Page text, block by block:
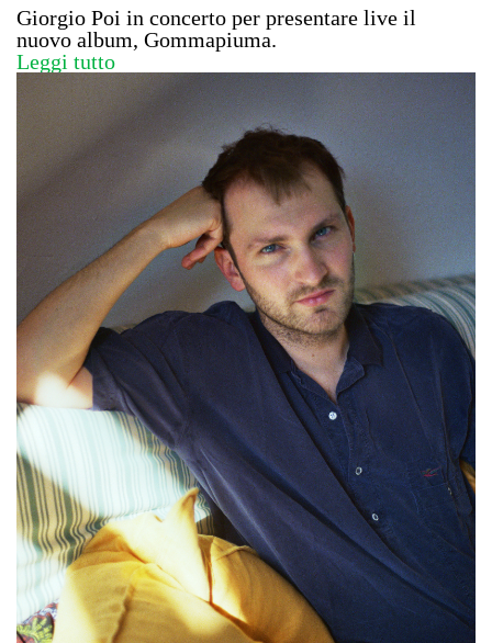
Giorgio Poi in concerto per presentare live il
nuovo album, Gommapiuma.
Leggi tutto